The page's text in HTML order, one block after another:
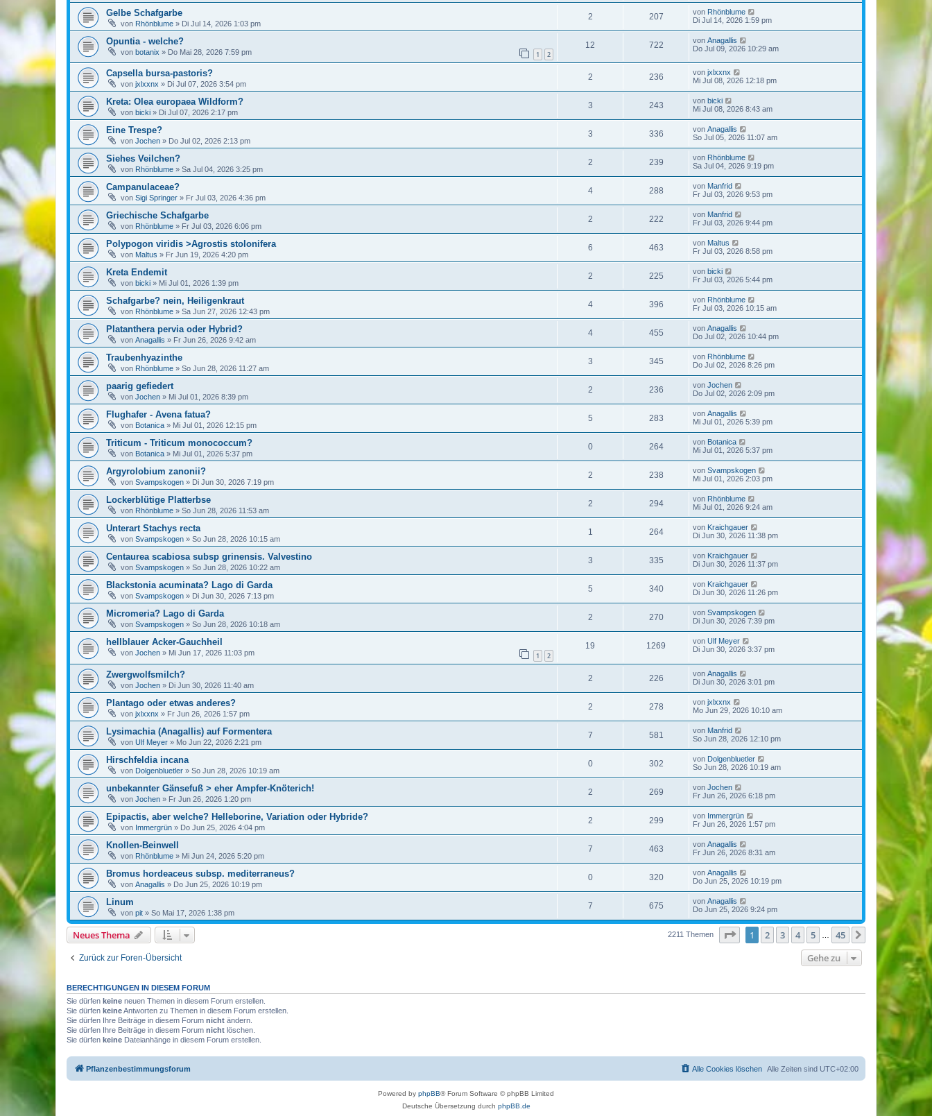
Gelbe Schafgarbe
von Rhönblume » Di Jul 14, 2026 1:03 pm
2 207 von Rhönblume
Di Jul 14, 2026 1:59 pm
Opuntia - welche?
von botanix » Do Mai 28, 2026 7:59 pm 1 2
12 722 von Anagallis
Do Jul 09, 2026 10:29 am
Capsella bursa-pastoris?
von jxlxxnx » Di Jul 07, 2026 3:54 pm
2 236 von jxlxxnx
Mi Jul 08, 2026 12:18 pm
Kreta: Olea europaea Wildform?
von bicki » Di Jul 07, 2026 2:17 pm
3 243 von bicki
Mi Jul 08, 2026 8:43 am
Eine Trespe?
von Jochen » Do Jul 02, 2026 2:13 pm
3 336 von Anagallis
So Jul 05, 2026 11:07 am
Siehes Veilchen?
von Rhönblume » Sa Jul 04, 2026 3:25 pm
2 239 von Rhönblume
Sa Jul 04, 2026 9:19 pm
Campanulaceae?
von Sigi Springer » Fr Jul 03, 2026 4:36 pm
4 288 von Manfrid
Fr Jul 03, 2026 9:53 pm
Griechische Schafgarbe
von Rhönblume » Fr Jul 03, 2026 6:06 pm
2 222 von Manfrid
Fr Jul 03, 2026 9:44 pm
Polypogon viridis >Agrostis stolonifera
von Maltus » Fr Jun 19, 2026 4:20 pm
6 463 von Maltus
Fr Jul 03, 2026 8:58 pm
Kreta Endemit
von bicki » Mi Jul 01, 2026 1:39 pm
2 225 von bicki
Fr Jul 03, 2026 5:44 pm
Schafgarbe? nein, Heiligenkraut
von Rhönblume » Sa Jun 27, 2026 12:43 pm
4 396 von Rhönblume
Fr Jul 03, 2026 10:15 am
Platanthera pervia oder Hybrid?
von Anagallis » Fr Jun 26, 2026 9:42 am
4 455 von Anagallis
Do Jul 02, 2026 10:44 pm
Traubenhyazinthe
von Rhönblume » So Jun 28, 2026 11:27 am
3 345 von Rhönblume
Do Jul 02, 2026 8:26 pm
paarig gefiedert
von Jochen » Mi Jul 01, 2026 8:39 pm
2 236 von Jochen
Do Jul 02, 2026 2:09 pm
Flughafer - Avena fatua?
von Botanica » Mi Jul 01, 2026 12:15 pm
5 283 von Anagallis
Mi Jul 01, 2026 5:39 pm
Triticum - Triticum monococcum?
von Botanica » Mi Jul 01, 2026 5:37 pm
0 264 von Botanica
Mi Jul 01, 2026 5:37 pm
Argyrolobium zanonii?
von Svampskogen » Di Jun 30, 2026 7:19 pm
2 238 von Svampskogen
Mi Jul 01, 2026 2:03 pm
Lockerblütige Platterbse
von Rhönblume » So Jun 28, 2026 11:53 am
2 294 von Rhönblume
Mi Jul 01, 2026 9:24 am
Unterart Stachys recta
von Svampskogen » So Jun 28, 2026 10:15 am
1 264 von Kraichgauer
Di Jun 30, 2026 11:38 pm
Centaurea scabiosa subsp grinensis. Valvestino
von Svampskogen » So Jun 28, 2026 10:22 am
3 335 von Kraichgauer
Di Jun 30, 2026 11:37 pm
Blackstonia acuminata? Lago di Garda
von Svampskogen » Di Jun 30, 2026 7:13 pm
5 340 von Kraichgauer
Di Jun 30, 2026 11:26 pm
Micromeria? Lago di Garda
von Svampskogen » So Jun 28, 2026 10:18 am
2 270 von Svampskogen
Di Jun 30, 2026 7:39 pm
hellblauer Acker-Gauchheil
von Jochen » Mi Jun 17, 2026 11:03 pm 1 2
19 1269 von Ulf Meyer
Di Jun 30, 2026 3:37 pm
Zwergwolfsmilch?
von Jochen » Di Jun 30, 2026 11:40 am
2 226 von Anagallis
Di Jun 30, 2026 3:01 pm
Plantago oder etwas anderes?
von jxlxxnx » Fr Jun 26, 2026 1:57 pm
2 278 von jxlxxnx
Mo Jun 29, 2026 10:10 am
Lysimachia (Anagallis) auf Formentera
von Ulf Meyer » Mo Jun 22, 2026 2:21 pm
7 581 von Manfrid
So Jun 28, 2026 12:10 pm
Hirschfeldia incana
von Dolgenbluetler » So Jun 28, 2026 10:19 am
0 302 von Dolgenbluetler
So Jun 28, 2026 10:19 am
unbekannter Gänsefuß > eher Ampfer-Knöterich!
von Jochen » Fr Jun 26, 2026 1:20 pm
2 269 von Jochen
Fr Jun 26, 2026 6:18 pm
Epipactis, aber welche? Helleborine, Variation oder Hybride?
von Immergrün » Do Jun 25, 2026 4:04 pm
2 299 von Immergrün
Fr Jun 26, 2026 1:57 pm
Knollen-Beinwell
von Rhönblume » Mi Jun 24, 2026 5:20 pm
7 463 von Anagallis
Fr Jun 26, 2026 8:31 am
Bromus hordeaceus subsp. mediterraneus?
von Anagallis » Do Jun 25, 2026 10:19 pm
0 320 von Anagallis
Do Jun 25, 2026 10:19 pm
Linum
von pit » So Mai 17, 2026 1:38 pm
7 675 von Anagallis
Do Jun 25, 2026 9:24 pm
Neues Thema 2211 Themen Seite von45
1 2 3 4 5 45 Nächste
Zurück zur Foren-Übersicht Gehe zu
BERECHTIGUNGEN IN DIESEM FORUM
Sie dürfen keine neuen Themen in diesem Forum erstellen.
Sie dürfen keineAntworten zu Themen in diesem Forum erstellen.
Sie dürfen Ihre Beiträge in diesem Forum nicht ändern.
Sie dürfen Ihre Beiträge in diesem Forum nicht löschen.
Sie dürfen keine Dateianhänge in diesem Forum erstellen.
Pflanzenbestimmungsforum Alle Zeiten sind UTC+02:00
Alle Cookies löschen
Powered by phpBB® Forum Software © phpBB Limited
Deutsche Übersetzung durch phpBB.de